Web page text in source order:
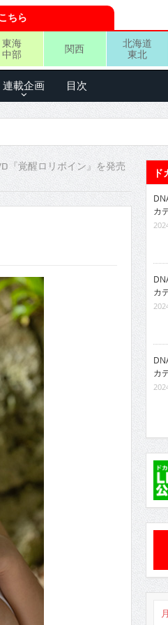
ちら
東海
中部
関西
北海道
東北
連載企画 目次
『覚醒ロリボイン』を発売
ド
カ
カ
カ